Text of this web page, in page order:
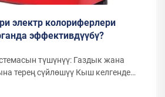
электр колориферлери
эффективдүүбү?
түшүнүү: Газдык жана
терең сүйлөшүү Кыш келгенде